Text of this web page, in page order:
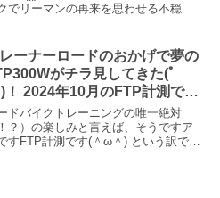
でリーマンの再来を思わせる不穏な
市を出発し稲取温泉をめざします。
っ、...
レーナーロードのおかげで夢の
がチラ見してきた(ﾟ
！ 2024年10月のFTP計測で過
高（タイ）更新！
ドバイクトレーニングの唯一絶対
！？）の楽しみと言えば、そうですア
すFTP計測です(＾ω＾) という訳で、